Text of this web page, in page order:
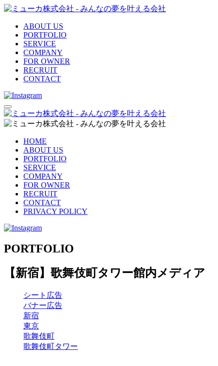
ABOUT US
PORTFOLIO
SERVICE
COMPANY
FOR OWNER
RECRUIT
CONTACT
HOME
ABOUT US
PORTFOLIO
SERVICE
COMPANY
FOR OWNER
RECRUIT
CONTACT
PRIVACY POLICY
PORTFOLIO
【新宿】歌舞伎町タワー館内メディア
シート広告
バナー広告
新宿
東京
歌舞伎町
歌舞伎町タワー